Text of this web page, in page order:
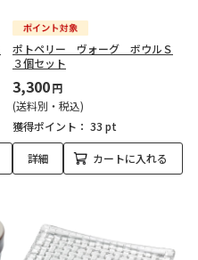
ポトペリー ヴォーグ ボウルＳ
３個セット
3,300円
(送料別・税込)
獲得ポイント： 33 pt
詳細 カートに入れる